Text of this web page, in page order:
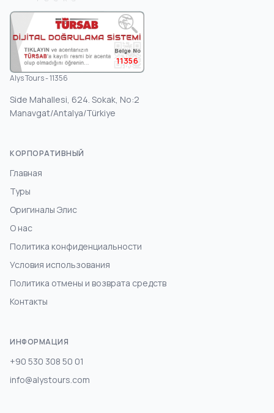
11356
Alys Tours - 11356
Side Mahallesi, 624. Sokak, No:2
Manavgat/Antalya/Türkiye
КОРПОРАТИВНЫЙ
Главная
Туры
Оригиналы Элис
О нас
Политика конфиденциальности
Условия использования
Политика отмены и возврата средств
Контакты
ИНФОРМАЦИЯ
+90 530 308 50 01
info@alystours.com